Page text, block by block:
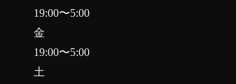
19:00〜5:00
金
19:00〜5:00
土